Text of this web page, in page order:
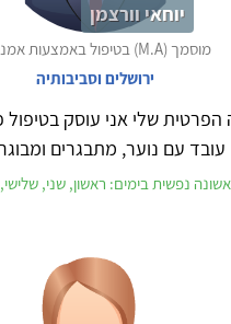
יוחאי וורצמן
מוסמך (M.A) בטיפול באמצעות אמנויות
ירושלים וסביבותיה
הפרטית שלי אני עוסק בטיפול
עובד עם נוער, מתבגרים
נפשית בימים: ראשון, שני,